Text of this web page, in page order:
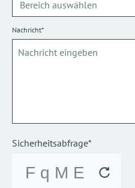
Nachricht*
Sicherheitsabfrage*